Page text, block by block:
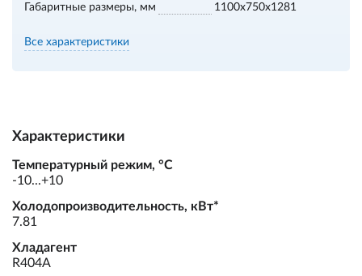
Габаритные размеры, мм
1100х750х1281
Все характеристики
Характеристики
Температурный режим, °С
-10...+10
Холодопроизводительность, кВт*
7.81
Хладагент
R404A